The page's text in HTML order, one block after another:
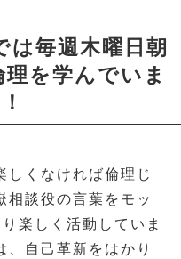
は毎週木曜日朝
を学んでいま
しくなければ倫理じ
相談役の言葉をモッ
楽しく活動していま
自己革新をはかり